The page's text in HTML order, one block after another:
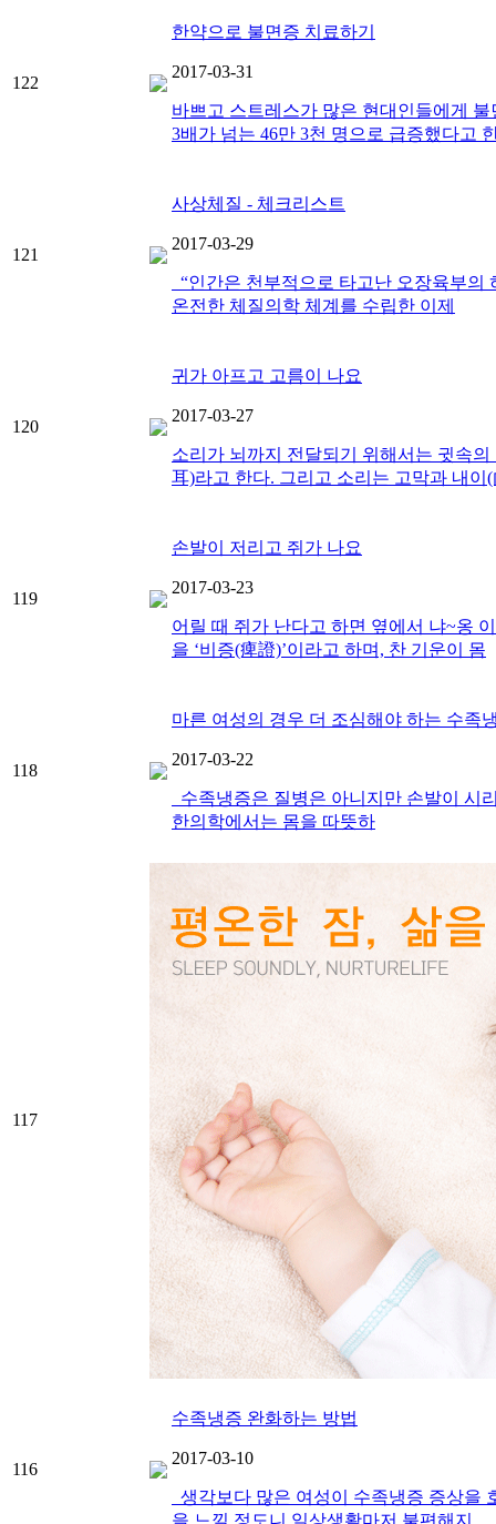
122
한약으로 불면증 치료하기
2017-03-31
바쁘고 스트레스가 많은 현대인들에게
3배가 넘는 46만 3천 명으로 급증했다고
121
사상체질 - 체크리스트
2017-03-29
“인간은 천부적으로 타고난 오장육부의
온전한 체질의학 체계를 수립한 이제
120
귀가 아프고 고름이 나요
2017-03-27
소리가 뇌까지 전달되기 위해서는 귓속
耳)라고 한다. 그리고 소리는 고막과 내이
119
손발이 저리고 쥐가 나요
2017-03-23
어릴 때 쥐가 난다고 하면 옆에서 냐~옹
을 ‘비증(痺證)’이라고 하며, 찬 기운이 몸
118
마른 여성의 경우 더 조심해야 하는 수족
2017-03-22
수족냉증은 질병은 아니지만 손발이 시
한의학에서는 몸을 따뜻하
117
116
수족냉증 완화하는 방법
2017-03-10
생각보다 많은 여성이 수족냉증 증상을